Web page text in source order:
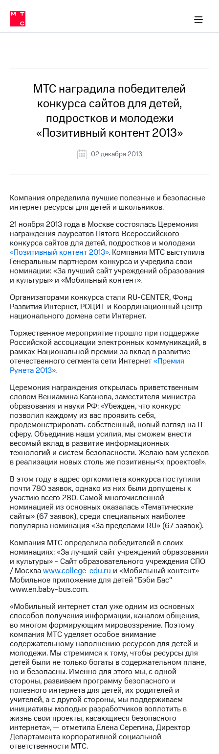
Медиа-центр
и акционерам
Устойчивое развитие
Комплаенс и деловая этика
компании
Карьера
История
компании
Руководство
региона
информация
Медиа-центр
Пресс-
МТС
о технологиях
Достижения
Интервью
Финансовая
отчетность
Пригласить
спикера
и акционерам
Корпоративное
управление
Корпоративный
секретарь
Раскрытие
информации
Информация
акционерам
Документы
ПАО
"МТС"
Собрания
акционеров
Личный
кабинет
Акционерный
капитал
Контроль
и
аудит
Рынок
Описание
Программа
приобретения
Порядок
выкупа
акций
Дивиденды
Рынок
облигаций
Описание
Еврооблигации-2023
Уведомление
о
погашении
в МТС
Пресс-
релизы
МТС
о технологиях
МТС наградила победителей
конкурса сайтов для детей,
подростков и молодежи
«Позитивный контент 2013»
02 декабря 2013
Компания определила лучшие полезные и безопасные
интернет ресурсы для детей и школьников.
21 ноября 2013 года в Москве состоялась Церемония
награждения лауреатов Пятого Всероссийского
конкурса сайтов для детей, подростков и молодежи
«Позитивный контент 2013». Компания МТС выступила
Генеральным партнером конкурса и учредила свои
номинации: «За лучший сайт учреждений образования
и культуры» и «Мобильный контент».
Организаторами конкурса стали RU-CENTER, Фонд
Развития Интернет, РОЦИТ и Координационный центр
национального домена сети Интернет.
Торжественное мероприятие прошло при поддержке
Российской ассоциации электронных коммуникаций, в
рамках Национальной премии за вклад в развитие
отечественного сегмента сети Интернет«Премия
Рунета 2013».
Церемония награждения открылась приветственным
словом Вениамина Каганова, заместителя министра
образования и науки РФ: «Убежден, что конкурс
позволил каждому из вас проявить себя,
продемонстрировать собственный, новый взгляд на IT-
сферу. Объединив наши усилия, мы сможем внести
весомый вклад в развитие информационных
технологий и систем безопасности. Желаю вам успехов
в реализации новых столь же позитивны<х проектов!».
В этом году в адрес оргкомитета конкурса поступили
почти 780 заявок, однако из них были допущены к
участию всего 280. Самой многочисленной
номинацией из основных оказалась «Тематические
сайты» (67 заявок), среди специальных наиболее
популярна номинация «За пределами RU» (67 заявок).
Компания МТС определила победителей в своих
номинациях: «За лучший сайт учреждений образования
и культуры» - Сайт образовательного учреждения СПО
/ Москваwww.college-edu.ru и «Мобильный контент» -
Мобильное приложение для детей "Бэби Бас"
www.en.baby-bus.com.
«Мобильный интернет стал уже одним из основных
способов получения информации, каналом общения,
во многом формирующим мировоззрение. Поэтому
компания МТС уделяет особое внимание
содержательному наполнению ресурсов для детей и
молодежи. Мы стремимся к тому, чтобы ресурсы для
детей были не только богаты в содержательном плане,
но и безопасны. Именно для этого мы, с одной
стороны, развиваем программу безопасного и
полезного интернета для детей, их родителей и
учителей, а с другой стороны, мы поддерживаем
инициативы молодых разработчиков воплотить в
жизнь свои проекты, касающиеся безопасного
интернета», — отметила Елена Серегина, Директор
Департамента корпоративной социальной
ответственности МТС.